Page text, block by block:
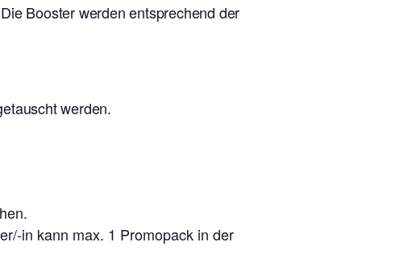
Booster werden entsprechend der
werden.
in kann max. 1 Promopack in der